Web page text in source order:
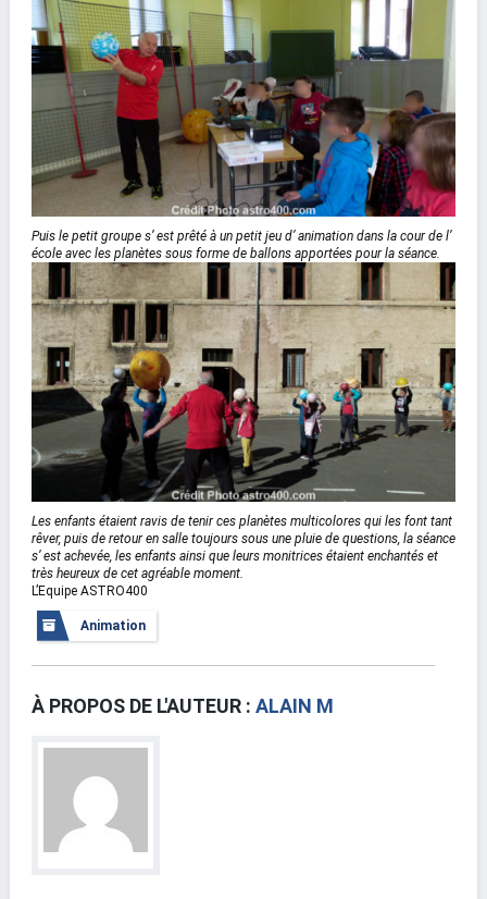
Puis le petit groupe s’ est prêté à un petit jeu d’ animation dans la courde l’
école avec les planètes sous forme de ballons apportées pour la séance.
Les enfants étaient ravis de tenir ces planètes multicolores qui les font tant
rêver, puis de retour en salle toujours sous une pluie de questions, la séance
s’ est achevée, les enfants ainsi que leurs monitrices étaient enchantés et
très heureux de cet agréable moment.
L’Equipe ASTRO400
Animation
À PROPOS DE L'AUTEUR : ALAIN M